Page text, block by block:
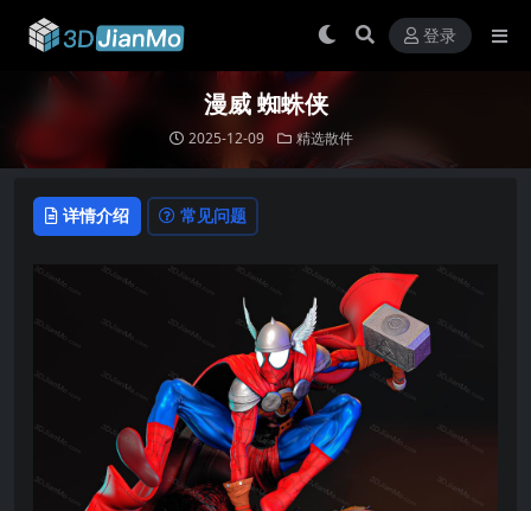
登录
漫威 蜘蛛侠
2025-12-09 精选散件
详情介绍 常见问题